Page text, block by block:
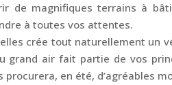
de magnifiques terrains à
à toutes vos attentes.
crée tout naturellement
grand air fait partie de vos
en été, d’agréables